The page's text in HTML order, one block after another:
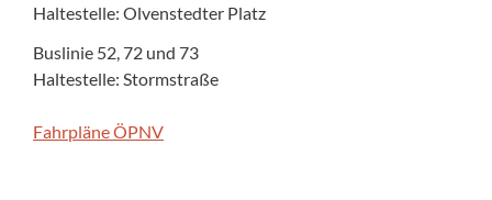
Haltestelle: Olvenstedter Platz
Buslinie 52, 72 und 73
Haltestelle: Stormstraße
Fahrpläne ÖPNV